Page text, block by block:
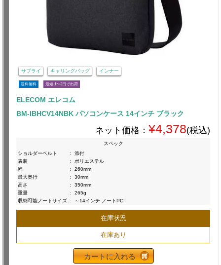
サプライ キャリングバッグ インナー
送料無料 最短 1〜3日で出荷
ELECOM エレコム
BM-IBHCV14NBK パソコンケース 14インチ ブラック
ネット価格： ¥4,378(税込)
スペック
ショルダーベルト
:
添付
表装
:
ポリエステル
幅
:
260mm
最大奥行
:
30mm
高さ
:
350mm
重量
:
265g
収納可能ノートサイズ : ～14インチ ノートPC
在庫状況
在庫あり
カートに入れる